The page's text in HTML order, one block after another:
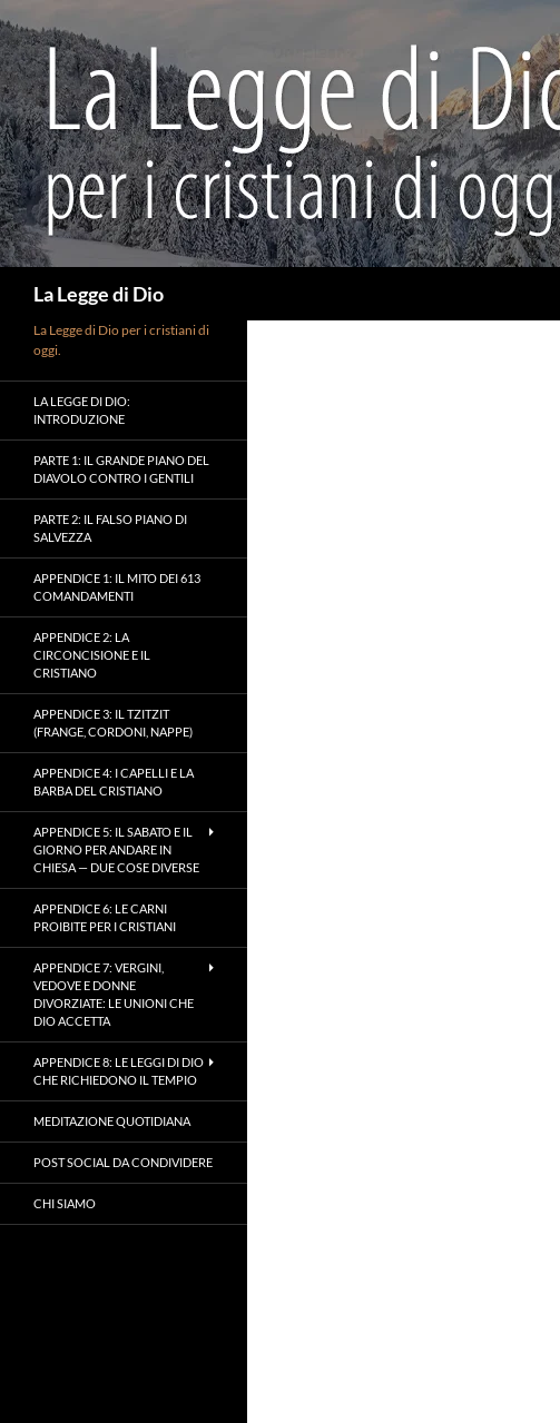
al
contenuto
La Legge di Dio
La Legge di Dio per i cristiani di
oggi.
LA LEGGE DI DIO:
INTRODUZIONE
PARTE 1: IL GRANDE PIANO DEL
DIAVOLO CONTRO I GENTILI
PARTE 2: IL FALSO PIANO DI
SALVEZZA
APPENDICE 1: IL MITO DEI 613
COMANDAMENTI
APPENDICE 2: LA
CIRCONCISIONE E IL
CRISTIANO
APPENDICE 3: IL TZITZIT
(FRANGE, CORDONI, NAPPE)
APPENDICE 4: I CAPELLI E LA
BARBA DEL CRISTIANO
APPENDICE 5: IL SABATO E IL
GIORNO PER ANDARE IN
CHIESA — DUE COSE DIVERSE
APPENDICE 6: LE CARNI
PROIBITE PER I CRISTIANI
APPENDICE 7: VERGINI,
VEDOVE E DONNE
DIVORZIATE: LE UNIONI CHE
DIO ACCETTA
APPENDICE 8: LE LEGGI DI DIO
CHE RICHIEDONO IL TEMPIO
MEDITAZIONE QUOTIDIANA
POST SOCIAL DA CONDIVIDERE
CHI SIAMO